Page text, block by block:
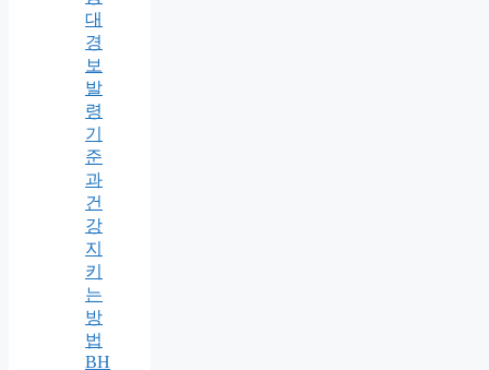
대
경
보
발
령
기
준
과
건
강
지
키
는
방
법
BH